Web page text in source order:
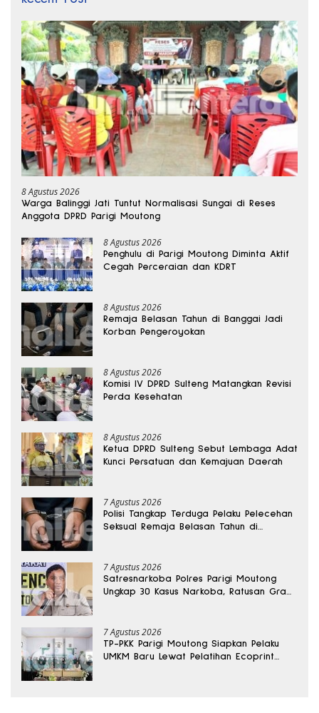
8 Agustus 2026
Warga Balinggi Jati Tuntut Normalisasi Sungai di Reses
Anggota DPRD Parigi Moutong
8 Agustus 2026
Penghulu di Parigi Moutong Diminta Aktif
Cegah Perceraian dan KDRT
8 Agustus 2026
Remaja Belasan Tahun di Banggai Jadi
Korban Pengeroyokan
8 Agustus 2026
Komisi IV DPRD Sulteng Matangkan Revisi
Perda Kesehatan
8 Agustus 2026
Ketua DPRD Sulteng Sebut Lembaga Adat
Kunci Persatuan dan Kemajuan Daerah
7 Agustus 2026
Polisi Tangkap Terduga Pelaku Pelecehan
Seksual Remaja Belasan Tahun di
7 Agustus 2026
Satresnarkoba Polres Parigi Moutong
Ungkap 30 Kasus Narkoba, Ratusan Gram
7 Agustus 2026
TP-PKK Parigi Moutong Siapkan Pelaku
UMKM Baru Lewat Pelatihan Ecoprint